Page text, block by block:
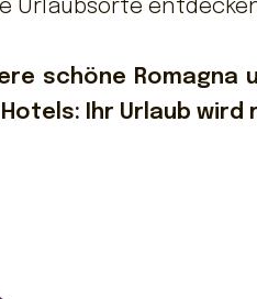
Urlaubsorte
schöne Romagna
Hotels: Ihr Urlaub wird